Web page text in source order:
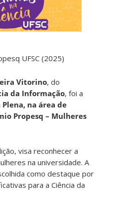
UFSC (2025)
Vitorino, do
da Informação, foi a
na área de
Propesq – Mulheres
visa reconhecer a
na universidade. A
como destaque por
para a Ciência da